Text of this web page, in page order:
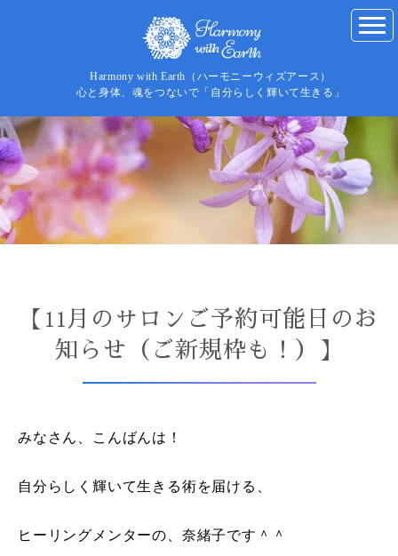
Harmony with Earth（ハーモニーウィズアース）
心と身体、魂をつないで「自分らしく輝いて生きる」
【11月のサロンご予約可能日のお
知らせ（ご新規枠も！）】
みなさん、こんばんは！
自分らしく輝いて生きる術を届ける、
ヒーリングメンターの、奈緒子です＾＾